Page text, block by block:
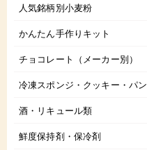
人気銘柄別小麦粉
かんたん手作りキット
チョコレート（メーカー別）
冷凍スポンジ・クッキー・パン
酒・リキュール類
鮮度保持剤・保冷剤